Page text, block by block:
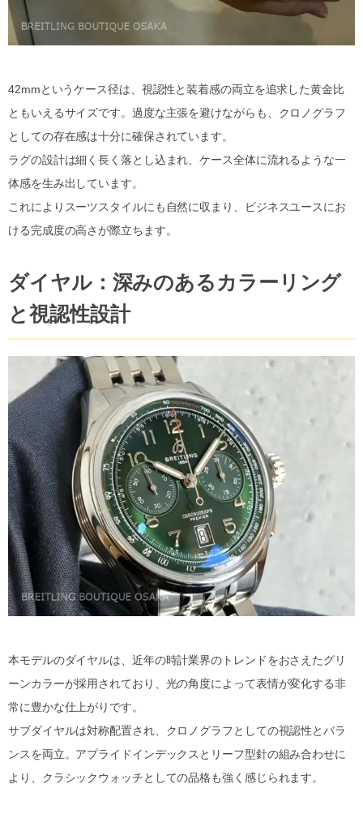
42mmというケース径は、視認性と装着感の両立を追求した黄金比
ともいえるサイズです。過度な主張を避けながらも、クロノグラフ
としての存在感は十分に確保されています。
ラグの設計は細く長く落とし込まれ、ケース全体に流れるような一
体感を生み出しています。
これによりスーツスタイルにも自然に収まり、ビジネスユースにお
ける完成度の高さが際立ちます。
ダイヤル：深みのあるカラーリング
と視認性設計
本モデルのダイヤルは、近年の時計業界のトレンドをおさえたグリ
ーンカラーが採用されており、光の角度によって表情が変化する非
常に豊かな仕上がりです。
サブダイヤルは対称配置され、クロノグラフとしての視認性とバラ
ンスを両立。アプライドインデックスとリーフ型針の組み合わせに
より、クラシックウォッチとしての品格も強く感じられます。